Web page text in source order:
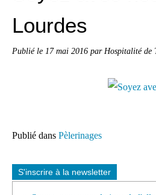
Lourdes
Publié le 17 mai 2016 par Hospitalité de
Publié dans Pèlerinages
S'inscrire à la newsletter